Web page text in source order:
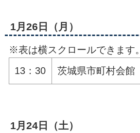
1月26日（月）
※表は横スクロールできます。
13：30
茨城県市町村会館
1月24日（土）